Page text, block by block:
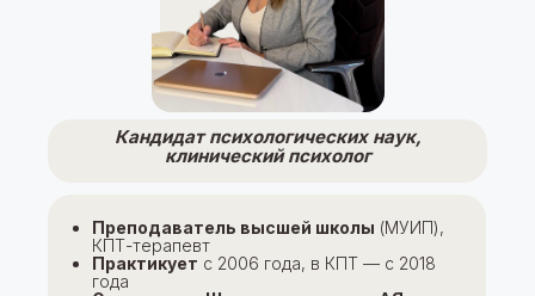
Кандидат психологических наук,
клинический психолог
Преподаватель высшей школы (МУИП),
КПТ-терапевт
Практикует с 2006 года, в КПТ — с 2018
года